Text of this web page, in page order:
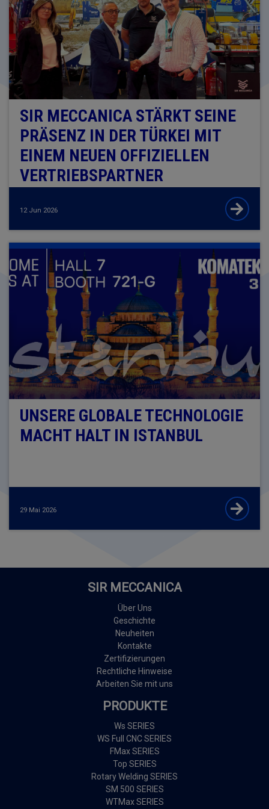
SIR MECCANICA STÄRKT SEINE
PRÄSENZ IN DER TÜRKEI MIT
EINEM NEUEN OFFIZIELLEN
VERTRIEBSPARTNER
12 Jun 2026
UNSERE GLOBALE TECHNOLOGIE
MACHT HALT IN ISTANBUL
29 Mai 2026
SIR MECCANICA
Über Uns
Geschichte
Neuheiten
Kontakte
Zertifizierungen
Rechtliche Hinweise
Arbeiten Sie mit uns
PRODUKTE
Ws SERIES
WS Full CNC SERIES
FMax SERIES
Top SERIES
Rotary Welding SERIES
SM 500 SERIES
WTMax SERIES